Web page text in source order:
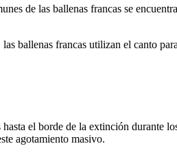
de las ballenas francas se
ballenas francas utilizan el canto
hasta el borde de la extinción durante
agotamiento masivo.